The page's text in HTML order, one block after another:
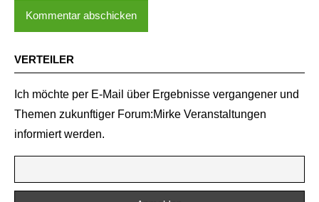
VERTEILER
Ich möchte per E-Mail über Ergebnisse vergangener und
Themen zukunftiger Forum:Mirke Veranstaltungen
informiert werden.